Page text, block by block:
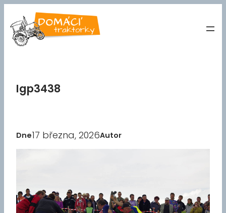
na
obsah
Igp3438
Dne17 března, 2026Autor